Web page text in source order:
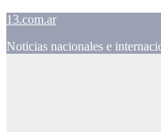
Skip
content
13.com.ar
Noticias nacionales e